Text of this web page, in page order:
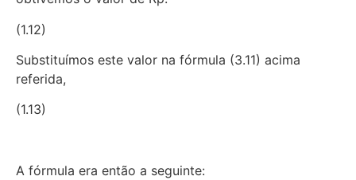
(1.12)
Substituímos este valor na fórmula (3.11) acima
referida,
(1.13)
A fórmula era então a seguinte: